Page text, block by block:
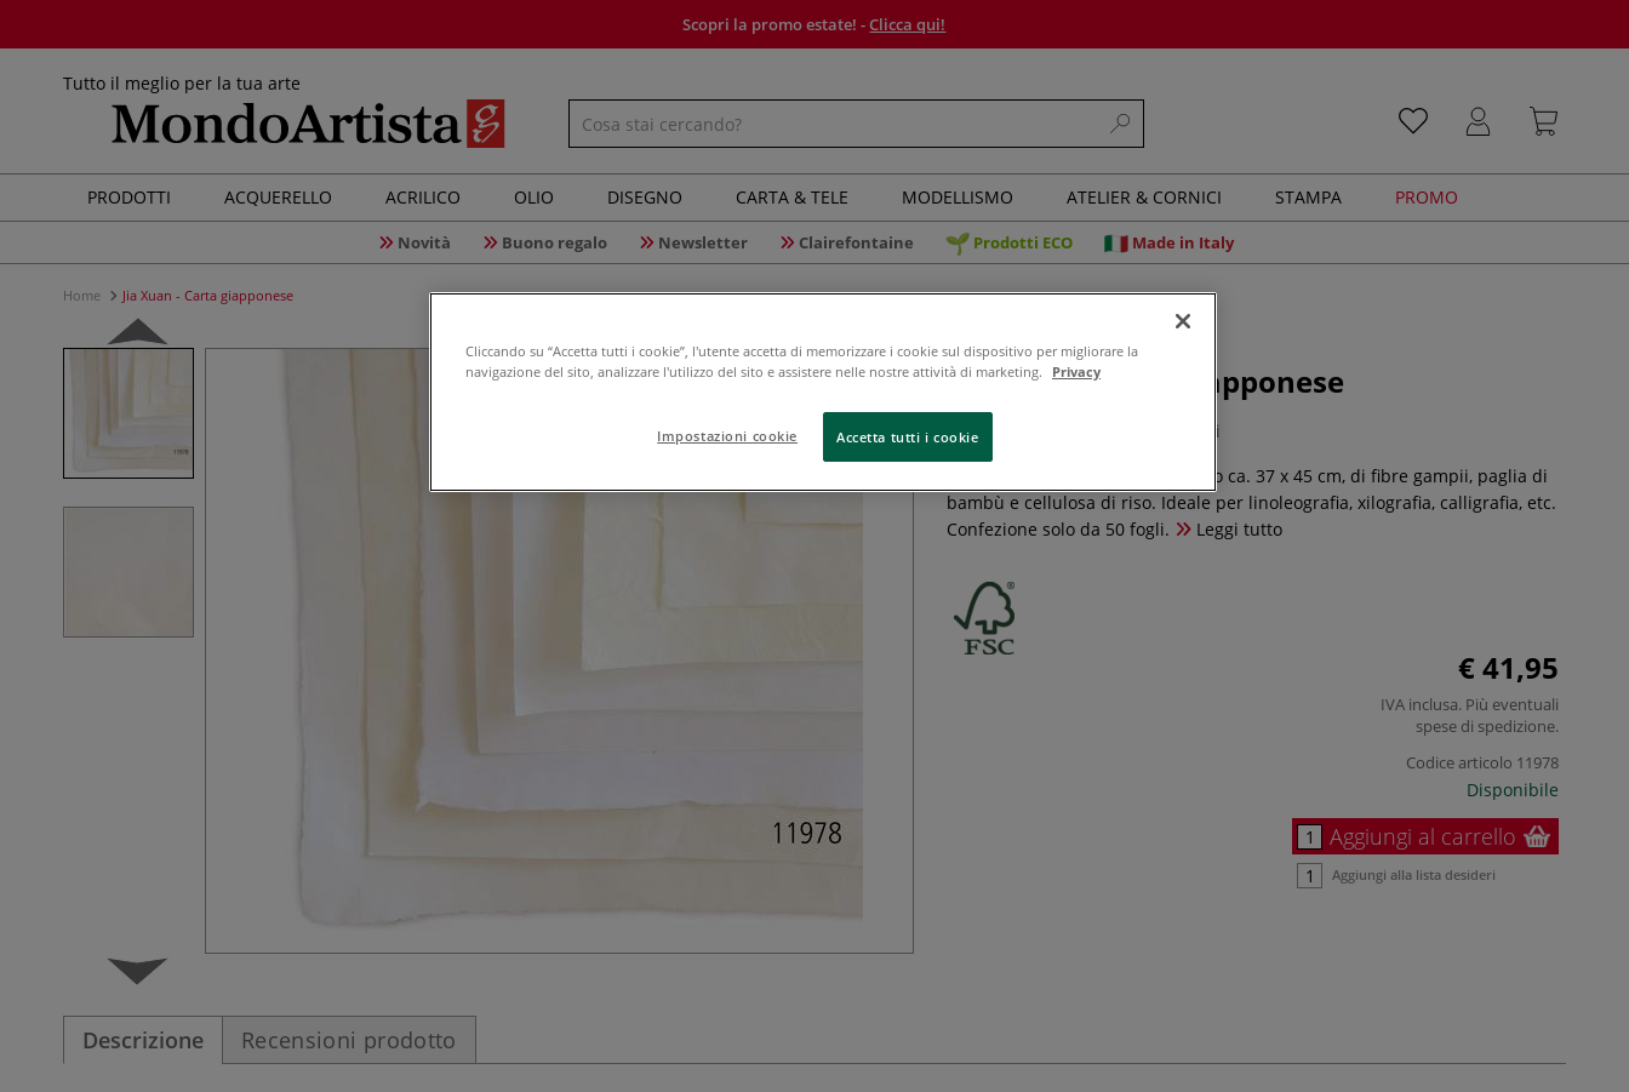
Scopri la promo estate! -Clicca qui!
Tutto il meglio per la tua arte
PRODOTTI ACQUERELLO ACRILICO OLIO DISEGNO CARTA & TELE MODELLISMO ATELIER & CORNICI STAMPA PROMO
Novità Buono regalo Newsletter Clairefontaine Prodotti ECO Made in Italy
Home Jia Xuan - Carta giapponese
Jia Xuan - Carta giapponese
0 recensioni
Bianco naturale, 50 g/mq, formato ca. 37 x 45 cm, di fibre gampii, paglia di
bambù e cellulosa di riso. Ideale per linoleografia, xilografia, calligrafia, etc.
Confezione solo da 50 fogli.
Leggi tutto
€ 41,95
IVA inclusa. Più eventuali
spese di spedizione.
Codice articolo 11978
Disponibile
Aggiungi al carrello
Aggiungi alla lista desideri
Descrizione Recensioni prodotto
Cliccando su “Accetta tutti i cookie”, l'utente accetta di memorizzare i cookie sul dispositivo per migliorare la
navigazione del sito, analizzare l'utilizzo del sito e assistere nelle nostre attività di marketing.
Privacy
Impostazioni cookie Accetta tutti i cookie